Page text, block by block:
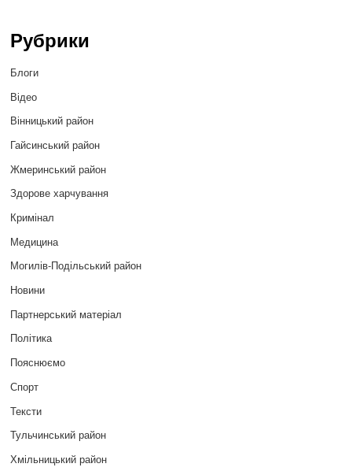
Рубрики
Блоги
Відео
Вінницький район
Гайсинський район
Жмеринський район
Здорове харчування
Кримінал
Медицина
Могилів-Подільський район
Новини
Партнерський матеріал
Політика
Пояснюємо
Спорт
Тексти
Тульчинський район
Хмільницький район